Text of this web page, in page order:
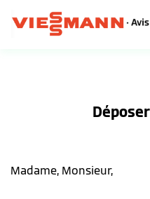
Madame, Monsieur,